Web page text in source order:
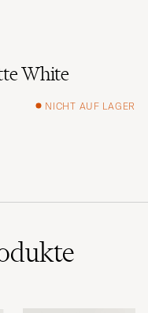
White
NICHT AUF LAGER